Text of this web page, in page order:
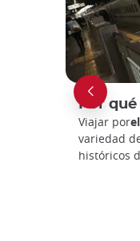
Por qué
Viajar por
variedad
históricos